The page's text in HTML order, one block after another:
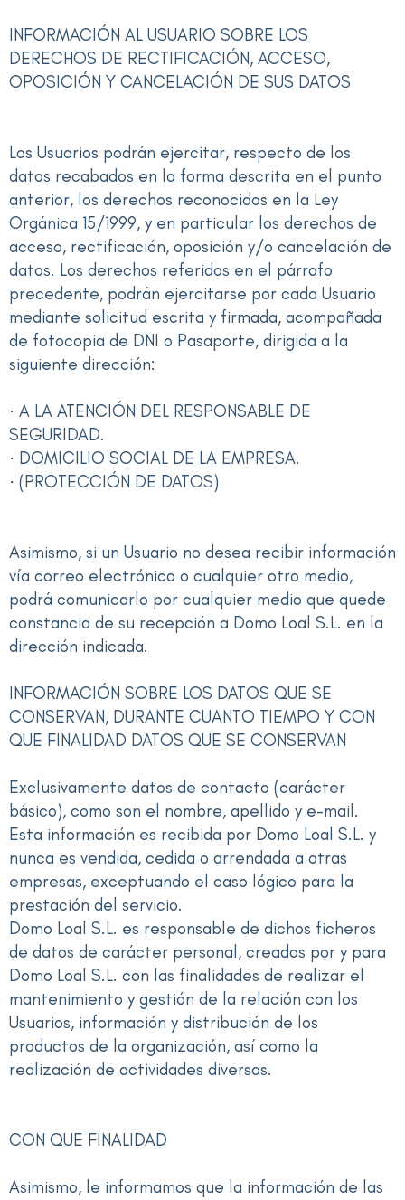
INFORMACIÓN AL USUARIO SOBRE LOS
DERECHOS DE RECTIFICACIÓN, ACCESO,
OPOSICIÓN Y CANCELACIÓN DE SUS DATOS
Los Usuarios podrán ejercitar, respecto de los
datos recabados en la forma descrita en el punto
anterior, los derechos reconocidos en la Ley
Orgánica 15/1999, y en particular los derechos de
acceso, rectificación, oposición y/o cancelación de
datos. Los derechos referidos en el párrafo
precedente, podrán ejercitarse por cada Usuario
mediante solicitud escrita y firmada, acompañada
de fotocopia de DNI o Pasaporte, dirigida a la
siguiente dirección:
· A LA ATENCIÓN DEL RESPONSABLE DE
SEGURIDAD.
· DOMICILIO SOCIAL DE LA EMPRESA.
· (PROTECCIÓN DE DATOS)
Asimismo, si un Usuario no desea recibir información
vía correo electrónico o cualquier otro medio,
podrá comunicarlo por cualquier medio que quede
constancia de su recepción a Domo Loal S.L. en la
dirección indicada.
INFORMACIÓN SOBRE LOS DATOS QUE SE
CONSERVAN, DURANTE CUANTO TIEMPO Y CON
QUE FINALIDAD DATOS QUE SE CONSERVAN
Exclusivamente datos de contacto (carácter
básico), como son el nombre, apellido y e-mail.
Esta información es recibida por Domo Loal S.L. y
nunca es vendida, cedida o arrendada a otras
empresas, exceptuando el caso lógico para la
prestación del servicio.
Domo Loal S.L. es responsable de dichos ficheros
de datos de carácter personal, creados por y para
Domo Loal S.L. con las finalidades de realizar el
mantenimiento y gestión de la relación con los
Usuarios, información y distribución de los
productos de la organización, así como la
realización de actividades diversas.
CON QUE FINALIDAD
Asimismo, le informamos que la información de las